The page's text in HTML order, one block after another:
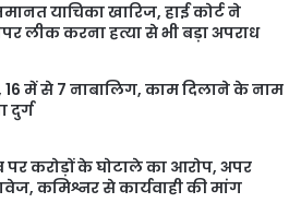
याचिका खारिज, हाई कोर्ट ने
लीक करना हत्या से भी बड़ा अपराध
में से 7 नाबालिग, काम दिलाने के नाम
दुर्ग
पर करोड़ों के घोटाले का आरोप, अपर
कमिश्नर से कार्यवाही की मांग